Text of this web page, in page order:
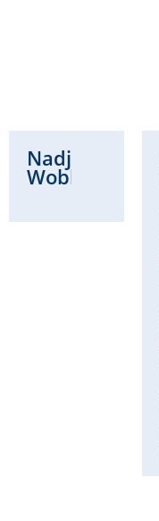
Nadja
Wobbe